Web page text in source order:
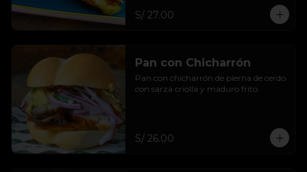
S/ 27.00
Pan con Chicharrón
Pan con chicharrón de pierna de cerdo
con sarza criolla y maduro frito.
S/ 26.00